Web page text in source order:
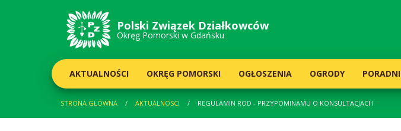
Polski Związek Działkowców
Okręg Pomorski w Gdańsku
AKTUALNOŚCI OKRĘG POMORSKI OGŁOSZENIA OGRODY
STRONA GŁÓWNA AKTUALNOSCI REGULAMIN ROD - PRZYPOMINAMU O KONSULTACJACH